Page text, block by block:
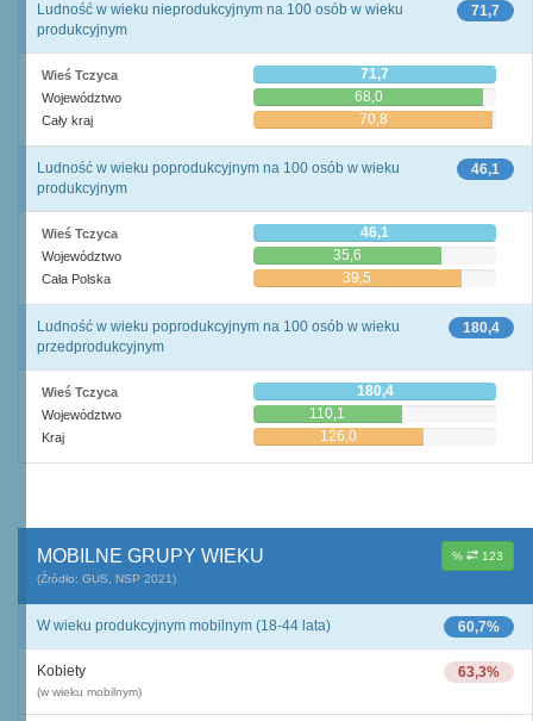
71,7
Ludność w wieku nieprodukcyjnym na 100 osób w wieku
produkcyjnym
Wieś Tczyca 71,7
Województwo 68,0
Cały kraj 70,8
46,1
Ludność w wieku poprodukcyjnym na 100 osób w wieku
produkcyjnym
Wieś Tczyca 46,1
Województwo 35,6
Cała Polska 39,5
180,4
Ludność w wieku poprodukcyjnym na 100 osób w wieku
przedprodukcyjnym
Wieś Tczyca 180,4
Województwo 110,1
Kraj 126,0
% 123
MOBILNE GRUPY WIEKU
(Źródło: GUS, NSP 2021)
60,7%
W wieku produkcyjnym mobilnym (18-44 lata)
63,3%
Kobiety
(w wieku mobilnym)